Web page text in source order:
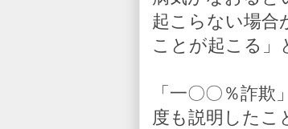
起こらない場合
ことが起こる」
「一〇〇％詐
度も説明したこ